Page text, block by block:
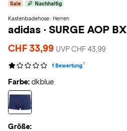
Sale Nachhaltig
Kastenbadehose · Herren
adidas · SURGE AOP BX
CHF 33,99 UVP CHF 43,99
1 Bewertung 1
Farbe: dkblue
Größe: